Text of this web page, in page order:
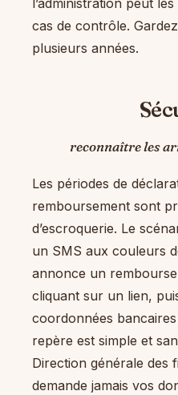
l’administration peut
cas de contrôle.
plusieurs années.
reconnaître les
Les périodes de
remboursement sont
d’escroquerie. Le
un SMS aux couleurs
annonce un
cliquant sur un lien,
coordonnées
repère est simple et
Direction générale des
demande jamais vos